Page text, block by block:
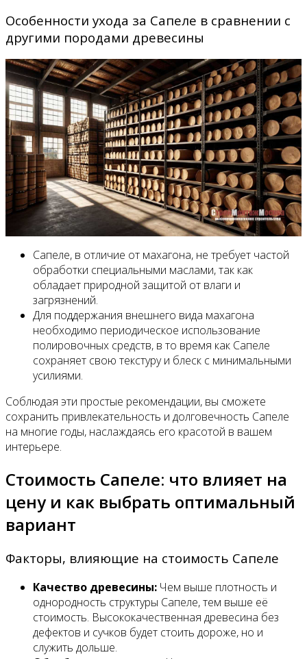
Особенности ухода за Сапеле в сравнении с
другими породами древесины
Сапеле, в отличие от махагона, не требует частой
обработки специальными маслами, так как
обладает природной защитой от влаги и
загрязнений.
Для поддержания внешнего вида махагона
необходимо периодическое использование
полировочных средств, в то время как Сапеле
сохраняет свою текстуру и блеск с минимальными
усилиями.
Соблюдая эти простые рекомендации, вы сможете
сохранить привлекательность и долговечность Сапеле
на многие годы, наслаждаясь его красотой в вашем
интерьере.
Стоимость Сапеле: что влияет на
цену и как выбрать оптимальный
вариант
Факторы, влияющие на стоимость Сапеле
Качество древесины: Чем выше плотность и
однородность структуры Сапеле, тем выше её
стоимость. Высококачественная древесина без
дефектов и сучков будет стоить дороже, но и
служить дольше.